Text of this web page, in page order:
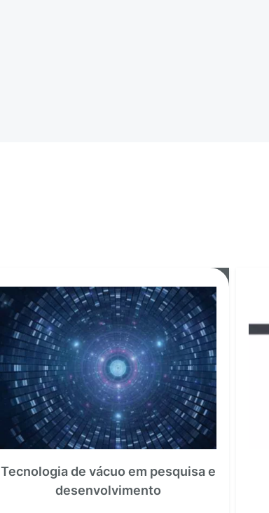
Tecnologia de vácuo em pesquisa e
desenvolvimento